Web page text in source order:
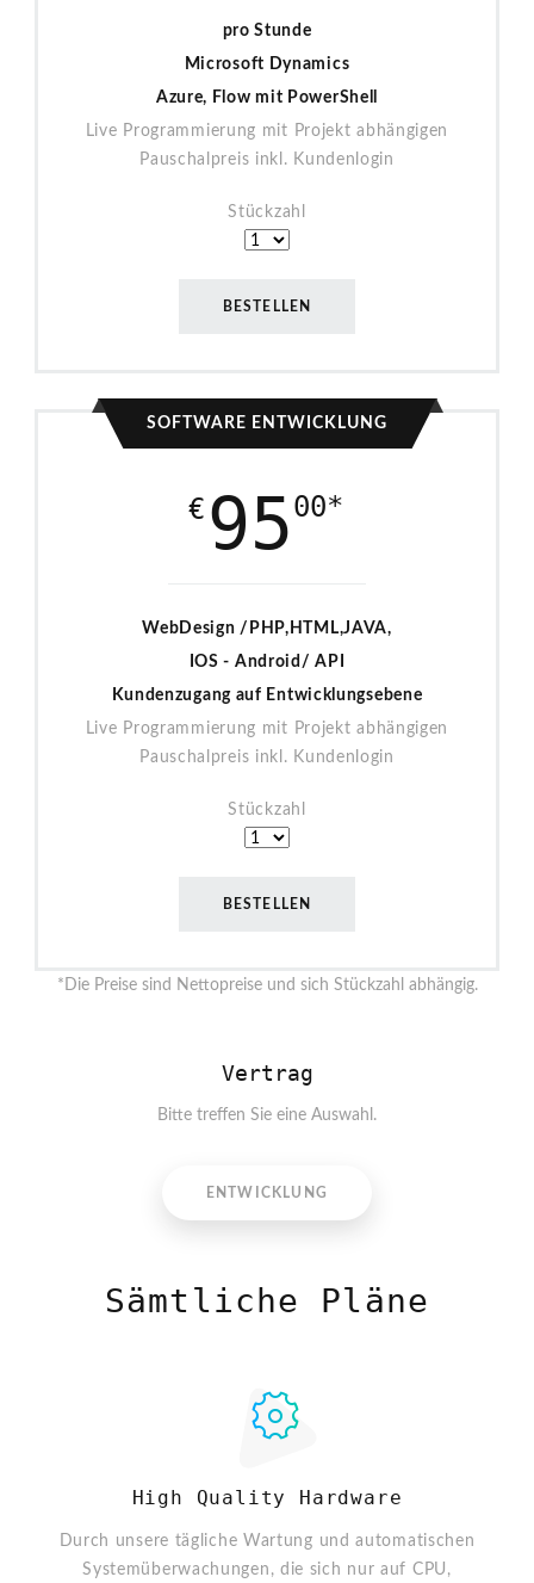
pro Stunde
Microsoft Dynamics
Azure, Flow mit PowerShell
Live Programmierung mit Projekt abhängigen
Pauschalpreis inkl. Kundenlogin
Stückzahl
BESTELLEN
SOFTWARE ENTWICKLUNG
€ 9500*
WebDesign /PHP,HTML,JAVA,
IOS - Android/ API
Kundenzugang auf Entwicklungsebene
Live Programmierung mit Projekt abhängigen
Pauschalpreis inkl. Kundenlogin
Stückzahl
BESTELLEN
*Die Preise sind Nettopreise und sich Stückzahl abhängig.
Vertrag
Bitte treffen Sie eine Auswahl.
ENTWICKLUNG
Sämtliche Pläne
High Quality Hardware
Durch unsere tägliche Wartung und automatischen
Systemüberwachungen, die sich nur auf CPU,